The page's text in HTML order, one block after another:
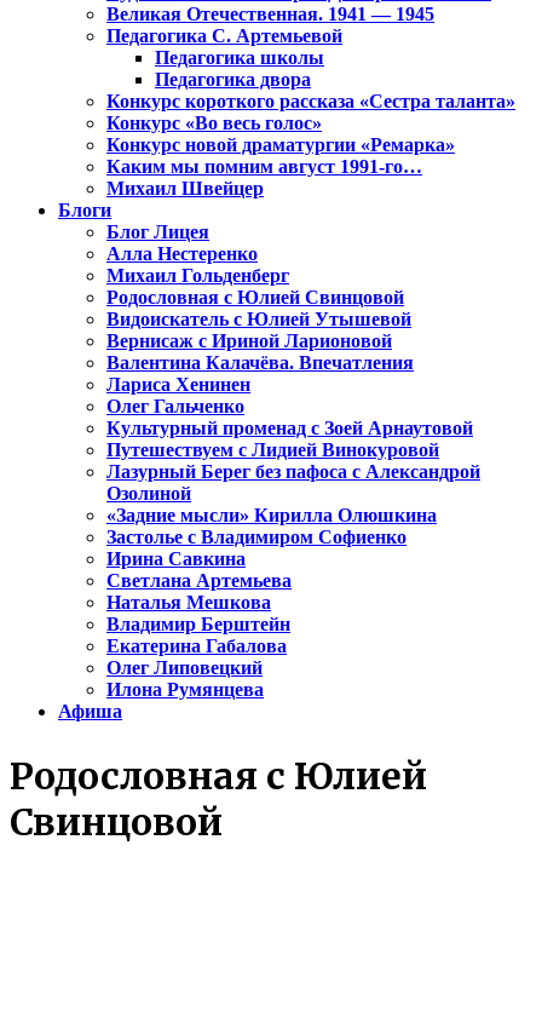
Великая Отечественная. 1941 — 1945
Педагогика С. Артемьевой
Педагогика школы
Педагогика двора
Конкурс короткого рассказа «Сестра таланта»
Конкурс «Во весь голос»
Конкурс новой драматургии «Ремарка»
Каким мы помним август 1991-го…
Михаил Швейцер
Блоги
Блог Лицея
Алла Нестеренко
Михаил Гольденберг
Родословная с Юлией Свинцовой
Видоискатель с Юлией Утышевой
Вернисаж с Ириной Ларионовой
Валентина Калачёва. Впечатления
Лариса Хенинен
Олег Гальченко
Культурный променад с Зоей Арнаутовой
Путешествуем с Лидией Винокуровой
Лазурный Берег без пафоса с Александрой
Озолиной
«Задние мысли» Кирилла Олюшкина
Застолье с Владимиром Софиенко
Ирина Савкина
Светлана Артемьева
Наталья Мешкова
Владимир Берштейн
Екатерина Габалова
Олег Липовецкий
Илона Румянцева
Афиша
Родословная с Юлией
Свинцовой